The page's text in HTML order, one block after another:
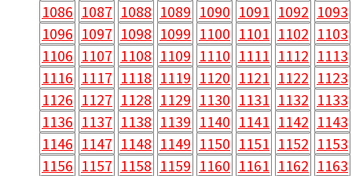
1086 1087 1088 1089 1090 1091 1092 1093
1096 1097 1098 1099 1100 1101 1102 1103
1106 1107 1108 1109 1110 1111 1112 1113
1116 1117 1118 1119 1120 1121 1122 1123
1126 1127 1128 1129 1130 1131 1132 1133
1136 1137 1138 1139 1140 1141 1142 1143
1146 1147 1148 1149 1150 1151 1152 1153
1156 1157 1158 1159 1160 1161 1162 1163